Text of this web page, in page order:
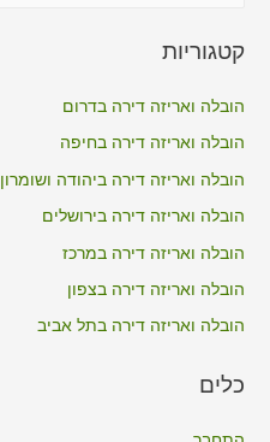
r
o
r
:
קטגוריות
הובלה ואריזה דירה בדרום
הובלה ואריזה דירה בחיפה
הובלה ואריזה דירה ביהודה ושומרון
הובלה ואריזה דירה בירושלים
הובלה ואריזה דירה במרכז
הובלה ואריזה דירה בצפון
הובלה ואריזה דירה בתל אביב
כלים